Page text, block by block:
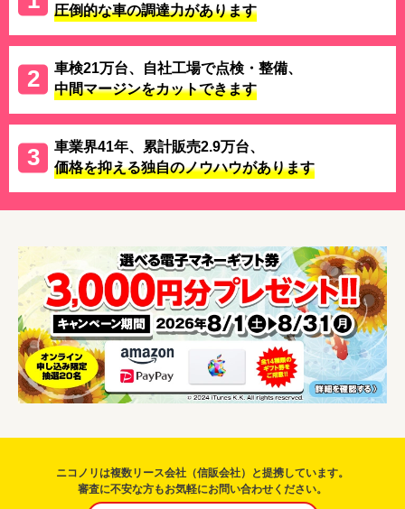
圧倒的な車の調達力があります
車検21万台、自社工場で点検・整備、
中間マージンをカットできます
車業界41年、累計販売2.9万台、
価格を抑える独自のノウハウがあります
ニコノリは複数リース会社（信販会社）と提携しています。
審査に不安な方もお気軽にお問い合わせください。